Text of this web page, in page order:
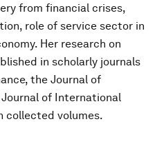
from financial crises,
role of service sector in
Her research on
in scholarly journals
the Journal of
of International
collected volumes.